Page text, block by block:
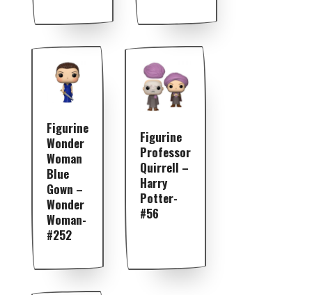
Figurine
Wonder
Woman
Blue
Gown –
Wonder
Woman-
#252
Figurine
Professor
Quirrell –
Harry
Potter-
#56